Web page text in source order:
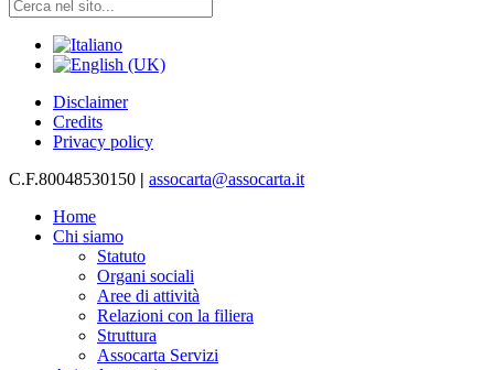
Disclaimer
Credits
Privacy policy
C.F.80048530150 | assocarta@assocarta.it
Home
Chi siamo
Statuto
Organi sociali
Aree di attività
Relazioni con la filiera
Struttura
Assocarta Servizi